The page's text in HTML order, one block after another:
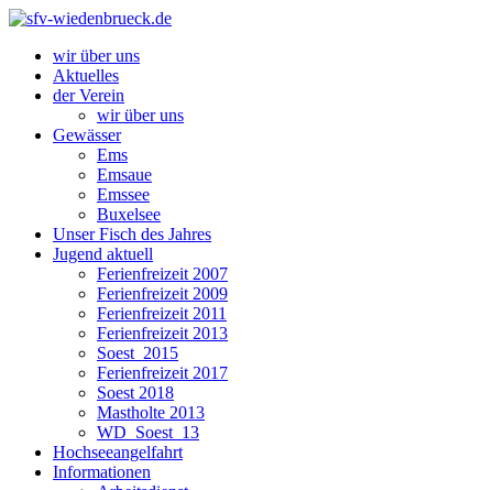
wir über uns
Aktuelles
der Verein
wir über uns
Gewässer
Ems
Emsaue
Emssee
Buxelsee
Unser Fisch des Jahres
Jugend aktuell
Ferienfreizeit 2007
Ferienfreizeit 2009
Ferienfreizeit 2011
Ferienfreizeit 2013
Soest_2015
Ferienfreizeit 2017
Soest 2018
Mastholte 2013
WD_Soest_13
Hochseeangelfahrt
Informationen